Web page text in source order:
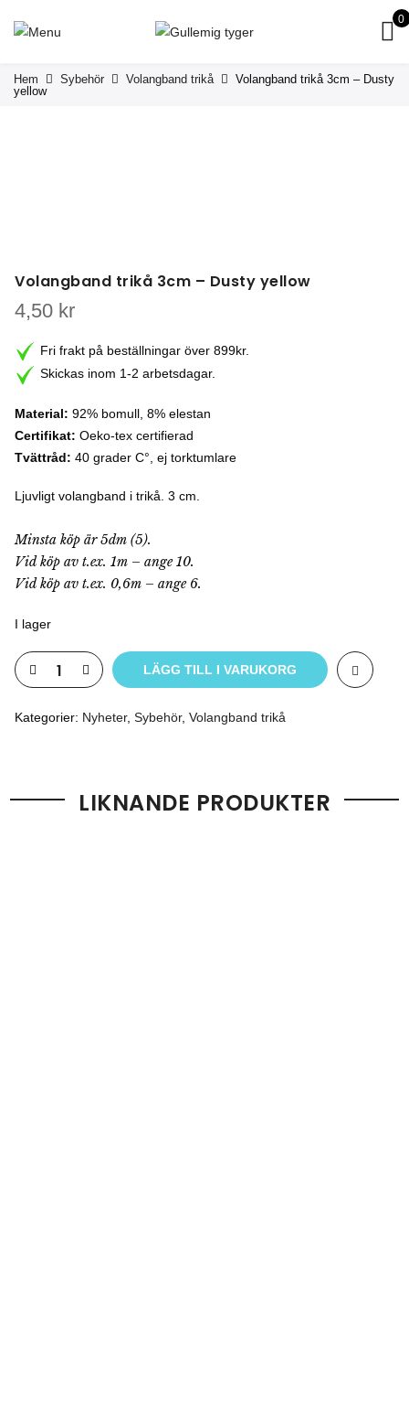
0
Hem Sybehör Volangband trikå
Volangband trikå 3cm – Dusty
yellow
Volangband trikå 3cm – Dusty yellow
4,50 kr
Fri frakt på beställningar över 899kr.
Skickas inom 1-2 arbetsdagar.
Material: 92% bomull, 8% elestan
Certifikat: Oeko-tex certifierad
Tvättråd: 40 grader C°, ej torktumlare
Ljuvligt volangband i trikå. 3 cm.
Minsta köp är 5dm (5).
Vid köp av t.ex. 1m – ange 10.
Vid köp av t.ex. 0,6m – ange 6.
I lager
LÄGG TILL I VARUKORG
Kategorier: Nyheter, Sybehör, Volangband trikå
LIKNANDE PRODUKTER